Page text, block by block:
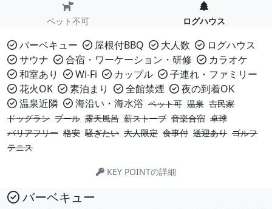
ペット不可 ログハウス
バーベキュー 屋根付BBQ 大人数
ログハウス
サウナ
合宿・ワーケーション・研修
カラオケ
和室あり
Wi-Fi カップル
子連れ・ファミリー
花火OK
素泊まり 全館禁煙
夜の到着OK
温泉近隣
海沿い・海水浴 ペット可 温泉 古民家
ドッグラン プール 露天風呂 薪ストーブ 音楽合宿 卓球
バリアフリー 格安 騒ぎたい 大人限定 食事付 送迎あり ゴルフ
テニス
KEY POINTの詳細
バーベキュー